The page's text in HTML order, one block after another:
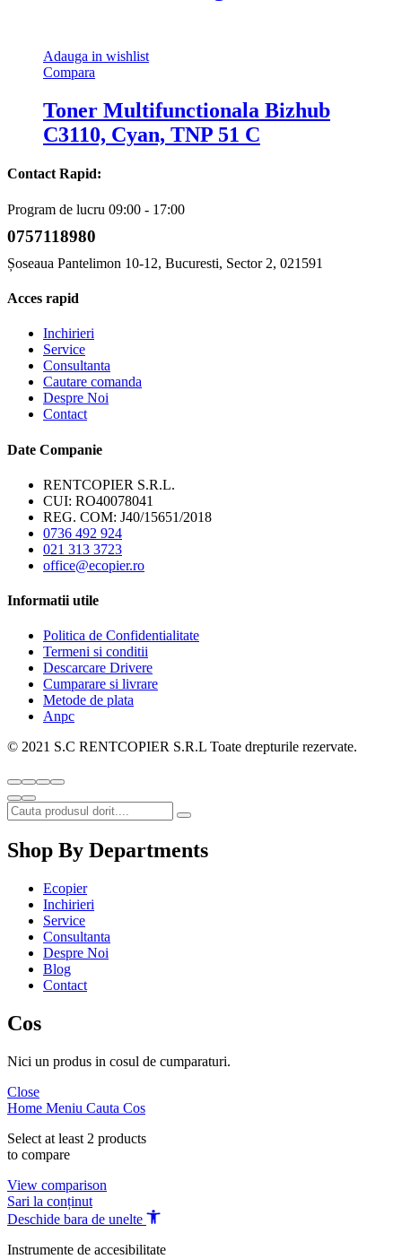
Adauga in wishlist
Compara
Toner Multifunctionala Bizhub
C3110, Cyan, TNP 51 C
Contact Rapid:
Program de lucru 09:00 - 17:00
0757118980
Șoseaua Pantelimon 10-12, Bucuresti, Sector 2, 021591
Acces rapid
Inchirieri
Service
Consultanta
Cautare comanda
Despre Noi
Contact
Date Companie
RENTCOPIER S.R.L.
CUI: RO40078041
REG. COM: J40/15651/2018
0736 492 924
021 313 3723
office@ecopier.ro
Informatii utile
Politica de Confidentialitate
Termeni si conditii
Descarcare Drivere
Cumparare si livrare
Metode de plata
Anpc
© 2021 S.C RENTCOPIER S.R.L Toate drepturile rezervate.
Shop By Departments
Ecopier
Inchirieri
Service
Consultanta
Despre Noi
Blog
Contact
Cos
Nici un produs in cosul de cumparaturi.
Close
Home Meniu Cauta Cos
Select at least 2 products
to compare
View comparison
Sari la conținut
Deschide bara de unelte
Instrumente de accesibilitate